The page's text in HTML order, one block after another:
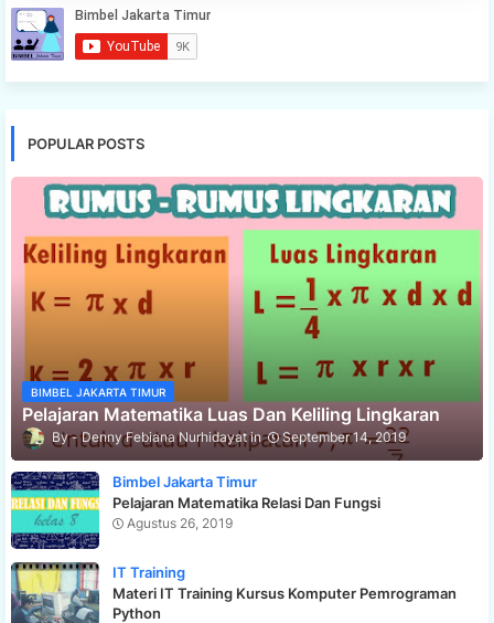
POPULAR POSTS
BIMBEL JAKARTA TIMUR
Pelajaran Matematika Luas Dan Keliling Lingkaran
Denny Febiana Nurhidayat September 14, 2019
Bimbel Jakarta Timur
Pelajaran Matematika Relasi Dan Fungsi
Agustus 26, 2019
IT Training
Materi IT Training Kursus Komputer Pemrograman
Python